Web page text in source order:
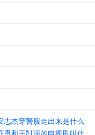
志杰穿警服走出来是什么
恩和王凯演的电视剧叫什